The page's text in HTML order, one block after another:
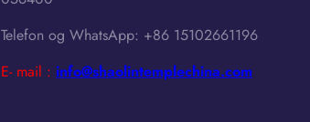
e
n
Telefon og WhatsApp: +86 15102661196
E- mail : info@shaolintemplechina.com